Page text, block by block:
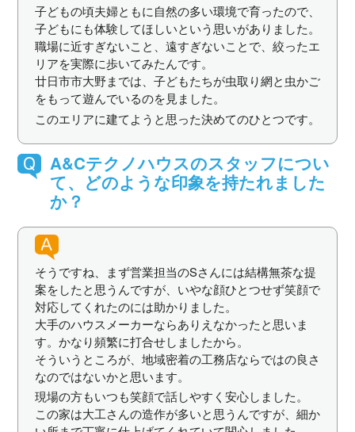
子どもの頃夫婦ともに自然の多い環境で育ったので、
子どもにも体験してほしいという思いがありました。
職場に近すぎないこと、遠すぎないことで、絞ったエ
リアを実際に歩いてみたんです。
廿日市市大野までは、子どもたちが虫取り網と虫かご
をもって遊んでいるのを見ました。
このエリアに建てようと思った決めてのひとつです。
A&Cテクノハウスのスタッフについ
て、どのような印象を持たれました
か？
そうですね、まず営業担当のSさんには結構無茶な提
案をしたと思うんですが、いやな顔ひとつせず笑顔で
対応してくれたのには助かりました。
大手のハウスメーカーならありえなかったと思いま
す。かなり頻繁に打合せしましたから。
そういうところが、地域密着の工務店ならではの良さ
なのではないかと思います。
現場の方もいつも笑顔で話しやすく安心しました。
この家は大工さんの造作が多いと思うんですが、細か